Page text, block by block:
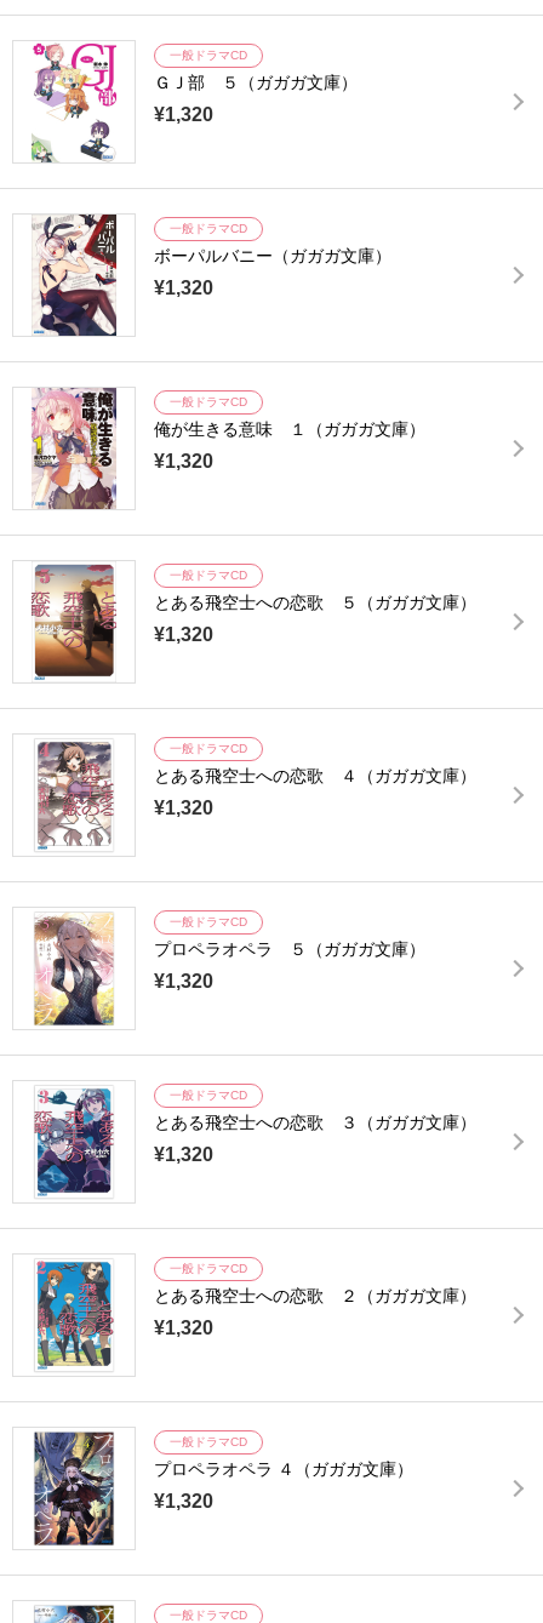
一般ドラマCD
ＧＪ部 ５（ガガガ文庫）
¥1,320
一般ドラマCD
ボーパルバニー（ガガガ文庫）
¥1,320
一般ドラマCD
俺が生きる意味 １（ガガガ文庫）
¥1,320
一般ドラマCD
とある飛空士への恋歌 ５（ガガガ文庫）
¥1,320
一般ドラマCD
とある飛空士への恋歌 ４（ガガガ文庫）
¥1,320
一般ドラマCD
プロペラオペラ ５（ガガガ文庫）
¥1,320
一般ドラマCD
とある飛空士への恋歌 ３（ガガガ文庫）
¥1,320
一般ドラマCD
とある飛空士への恋歌 ２（ガガガ文庫）
¥1,320
一般ドラマCD
プロペラオペラ ４（ガガガ文庫）
¥1,320
一般ドラマCD